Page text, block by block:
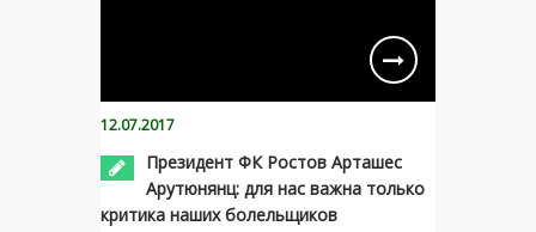
12.07.2017
Президент ФК Ростов Арташес
Арутюнянц: для нас важна только
критика наших болельщиков